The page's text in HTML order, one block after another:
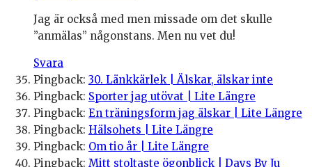
Jag är också med men missade om det skulle
”anmälas” någonstans. Men nu vet du!
Svara
Pingback: 30. Länkkärlek | Älskar, älskar inte
Pingback: Sporter jag utövat | Lite Längre
Pingback: En träningsform jag älskar | Lite Längre
Pingback: Hälsohets | Lite Längre
Pingback: Om tio år | Lite Längre
Pingback: Mitt stoltaste ögonblick | Days By Ju